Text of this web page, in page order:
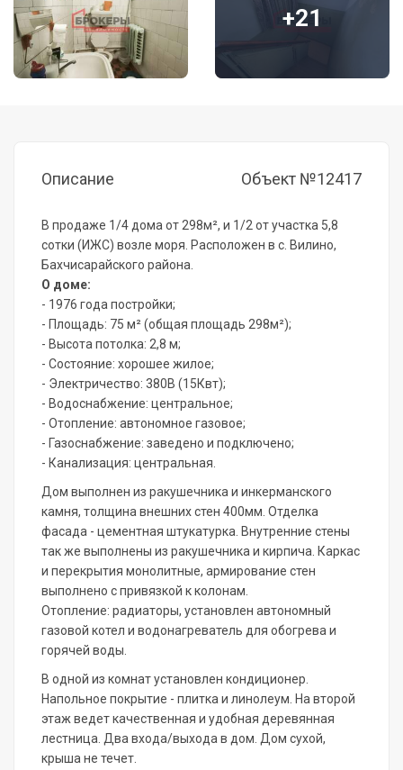
+21
Описание Объект №12417
В продаже 1/4 дома от 298м², и 1/2 от участка 5,8
сотки (ИЖС) возле моря. Pacпoложен в с. Вилино,
Бахчисарайского района.
О доме:
- 1976 года постройки;
- Площадь: 75 м² (общая площадь 298м²);
- Высота потолка: 2,8 м;
- Состояние: хорошее жилое;
- Электричество: 380В (15Квт);
- Водоснабжение: центральное;
- Отопление: автономное газовое;
- Газоснабжение: заведено и подключено;
- Канализация: центральная.
Дом выполнен из ракушечника и инкерманского
камня, толщина внешних стен 400мм. Отделка
фасада - цементная штукатурка. Внутренние стены
так же выполнены из ракушечника и кирпича. Каркас
и перекрытия монолитные, армирование стен
выполнено с привязкой к колонам.
Отопление: радиаторы, установлен автономный
газовой котел и водонагреватель для обогрева и
горячей воды.
В одной из комнат установлен кондиционер.
Напольное покрытие - плитка и линолеум. На второй
этаж ведет качественная и удобная деревянная
лестница. Два входа/выхода в дом. Дом сухой,
крыша не течет.